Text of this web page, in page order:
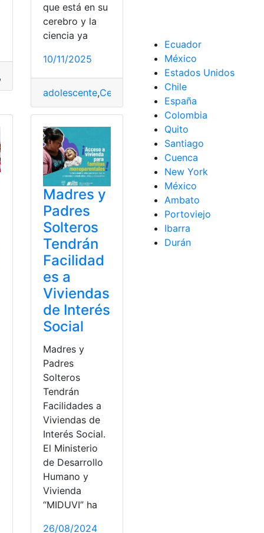
IRPF,padres
España,Gratis,Hacienda,padres Realidad,Vivienda,Vivir
que está en su
cerebro y la
ciencia ya
10/11/2025
adolescente,Cerebro Ciencia,odiar
Madres y
Padres
Solteros
Tendrán
Facilidad
es a
Viviendas
de Interés
Social
Madres y
Padres
Solteros
Tendrán
Facilidades a
Viviendas de
Interés Social.
El Ministerio
de Desarrollo
Humano y
Vivienda
“MIDUVI” ha
26/08/2024
Ecuador
México
Estados Unidos
Chile
España
Colombia
Quito
Santiago
Cuenca
New York
México
Ambato
Portoviejo
Ibarra
Durán